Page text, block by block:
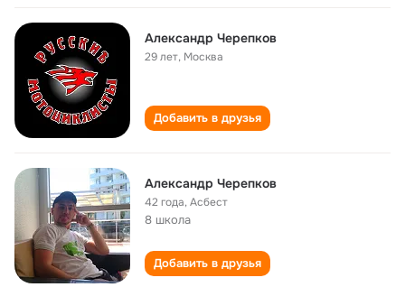
Александр Черепков
29 лет, Москва
Добавить в друзья
Александр Черепков
42 года,Асбест
8 школа
Добавить в друзья